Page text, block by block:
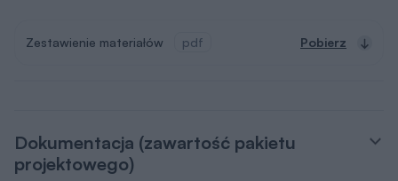
Zestawienie materiałów pdf Pobierz
Dokumentacja (zawartość pakietu
projektowego)